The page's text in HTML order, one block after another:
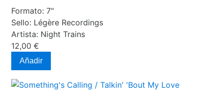
Formato: 7"
Sello: Légère Recordings
Artista: Night Trains
12,00 €
Añadir